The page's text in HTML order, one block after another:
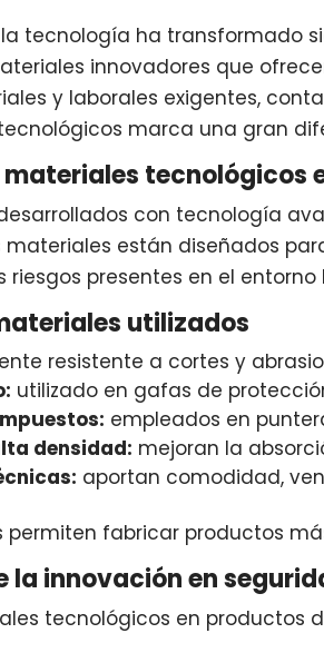
tecnología ha transformado
innovadores que
y laborales exigentes,
marca una gran
materiales tecnológicos
con tecnología
materiales están diseñados
riesgos presentes en el entorno
utilizados
resistente a cortes y
utilizado en gafas de
empleados en
densidad: mejoran la
aportan comodidad,
permiten fabricar productos
la innovación en
tecnológicos en productos